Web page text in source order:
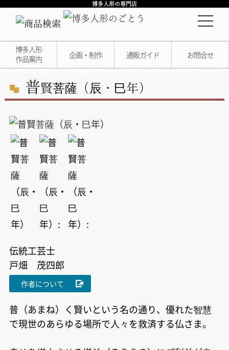
博多人形の専門店
博多人形
作品案内
企画・制作 通販ガイド お問合せ
普賢菩薩（辰・巳年）
伝統工芸士
戸畑 茂四郎
作者について
普（あまね）く賢いという名の通り、優れた智慧
で現世のあらゆる場所で人々を救済する仏さま。